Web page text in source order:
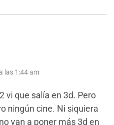
las 1:44 am
vi que salía en 3d. Pero
ningún cine. Ni siquiera
van a poner más 3d en